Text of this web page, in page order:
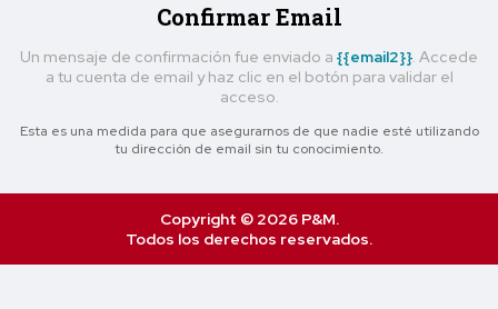
Confirmar Email
Un mensaje de confirmación fue enviado a {{email2}} . Accede
a tu cuenta de email y haz clic en el botón para validar el
acceso.
Esta es una medida para que asegurarnos de que nadie esté utilizando
tu dirección de email sin tu conocimiento.
Copyright © 2026 P&M.
Todos los derechos reservados.